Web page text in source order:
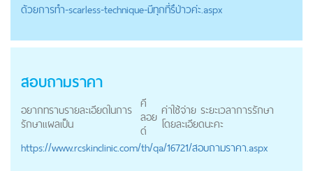
ด้วยการทำ-scarless-technique-มีทุกที่รึป่าวค่ะ.aspx
สอบถามราคา
อยากทราบรายละเอียดในการ
รักษาแผลเป็น
คี
ลอย
ด์
ค่าใช้จ่าย ระยะเวลาการรักษา
โดยละเอียดนะคะ
https://www.rcskinclinic.com/th/qa/16721/สอบถามราคา.aspx